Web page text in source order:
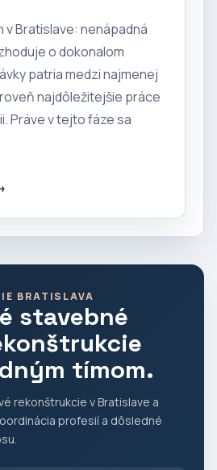
v Bratislave: nenápadná
o dokonalom
patria medzi najmenej
najdôležitejšie práce
Práve v tejto fáze sa
BRATISLAVA
stavebné
tímom.
rekonštrukcie v Bratislave a
profesií a dôsledné